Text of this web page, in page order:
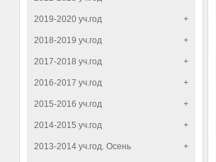
+
2019-2020 уч.год
+
2018-2019 уч.год
+
2017-2018 уч.год
+
2016-2017 уч.год
+
2015-2016 уч.год
+
2014-2015 уч.год
+
2013-2014 уч.год. Осень